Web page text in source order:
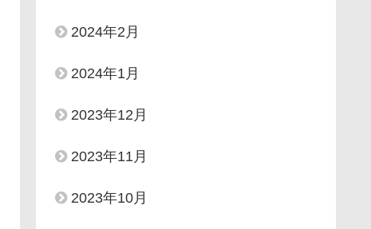
2024年2月
2024年1月
2023年12月
2023年11月
2023年10月